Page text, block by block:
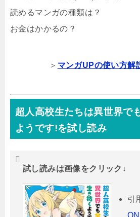
読めるマンガの種類は？
お金はかかるの？
＞ マンガUPの使い方解
超人高校生たちは異世界で
ようです!を試し読み
試し読みは画像をクリック↓
引